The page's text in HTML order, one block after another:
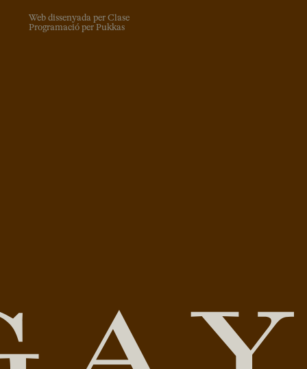
Web dissenyada per Clase
Programació per Pukkas